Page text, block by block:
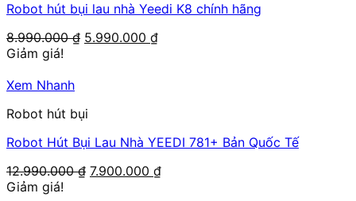
Robot hút bụi lau nhà Yeedi K8 chính hãng
8.990.000₫ Giá
5.990.000 ₫Giá
Giảm giá!
Xem Nhanh
Robot hút bụi
Robot Hút Bụi Lau Nhà YEEDI 781+ Bản Quốc Tế
12.990.000₫ Giá
7.900.000 ₫Giá
Giảm giá!